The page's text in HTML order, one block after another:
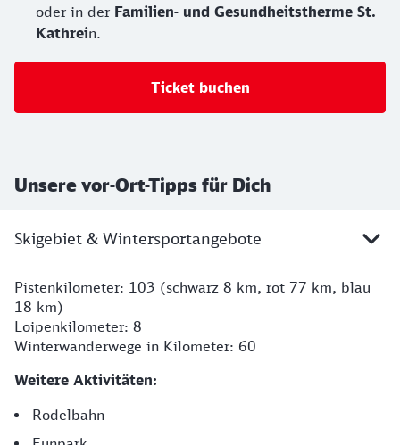
oder in der Familien- und Gesundheitstherme St.
Kathrein.
Ticket buchen
Unsere vor-Ort-Tipps für Dich
Skigebiet & Wintersportangebote
Pistenkilometer: 103 (schwarz 8 km, rot 77 km, blau
18 km)
Loipenkilometer: 8
Winterwanderwege in Kilometer: 60
Weitere Aktivitäten:
Rodelbahn